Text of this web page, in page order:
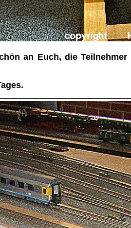
an Euch, die